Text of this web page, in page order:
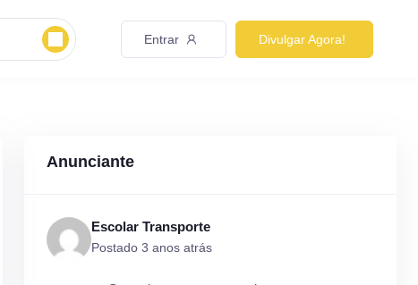
Entrar Divulgar Agora!
Anunciante
Escolar Transporte
Postado 3 anos atrás